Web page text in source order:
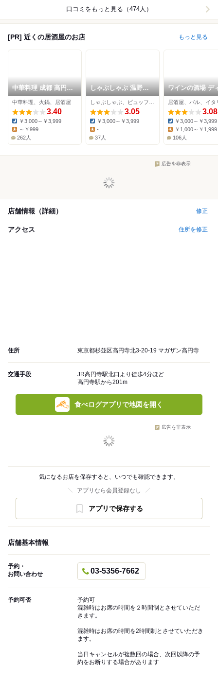
口コミをもっと見る（474人）
[PR] 近くの居酒屋のお店 もっと見る
中華料理 成都 高円寺
本店
中華料理、火鍋、居酒屋
3.40
Dinner:
￥3,000～￥3,999
～￥999
262人
しゃぶしゃぶ 温野菜
新高円寺店
3.05
Dinner:
￥3,000～￥3,999
Lunch:
-
37人
ワインの酒場 デ
ント 高円寺店
居酒屋、バル、イタ
3.08
Dinner:
￥3,000～￥3,999
￥1,000～￥1,999
106人
広告を非表示
店舗情報（詳細） 修正
アクセス 住所を修正
住所 東京都杉並区高円寺北3-20-19 マガザン高円寺
交通手段
JR高円寺駅北口より徒歩4分ほど
高円寺駅から201m
食べログアプリで地図を開く
広告を非表示
気になるお店を保存すると、いつでも確認できます。
アプリなら会員登録なし
アプリで保存する
店舗基本情報
予約・
お問い合わせ
03-5356-7662
予約可否
予約可
混雑時はお席の時間を２時間制とさせていただ
きます。
混雑時はお席の時間を2時間制とさせていただき
ます。
当日キャンセルが複数回の場合、次回以降の予
約をお断りする場合があります